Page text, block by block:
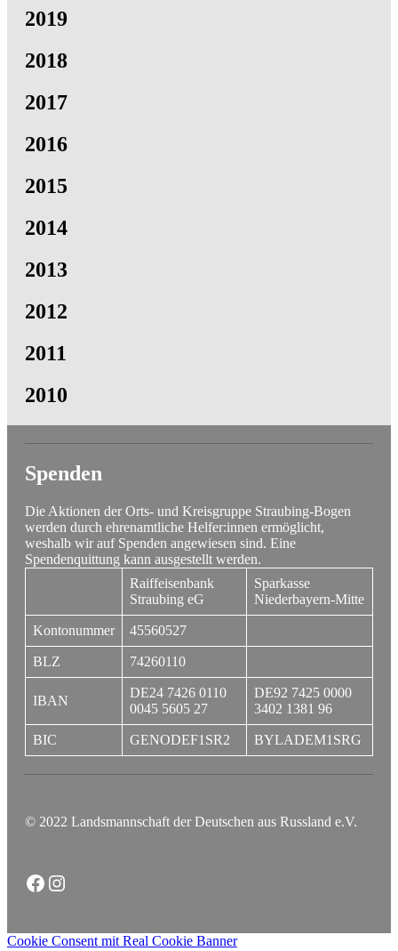
2019
2018
2017
2016
2015
2014
2013
2012
2011
2010
Spenden
Die Aktionen der Orts- und Kreisgruppe Straubing-Bogen
werden durch ehrenamtliche Helfer:innen ermöglicht,
weshalb wir auf Spenden angewiesen sind. Eine
Spendenquittung kann ausgestellt werden.
Raiffeisenbank
Straubing eG
Sparkasse
Niederbayern-Mitte
Kontonummer 45560527
BLZ 74260110
IBAN
DE24 7426 0110
0045 5605 27
DE92 7425 0000
3402 1381 96
BIC GENODEF1SR2 BYLADEM1SRG
© 2022 Landsmannschaft der Deutschen aus Russland e.V.
Facebook
Instagram
Cookie Consent mit Real Cookie Banner